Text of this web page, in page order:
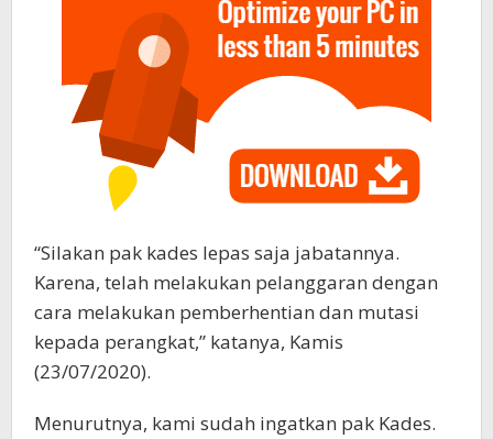
“Silakan pak kades lepas saja jabatannya.
Karena, telah melakukan pelanggaran dengan
cara melakukan pemberhentian dan mutasi
kepada perangkat,” katanya, Kamis
(23/07/2020).
Menurutnya, kami sudah ingatkan pak Kades.